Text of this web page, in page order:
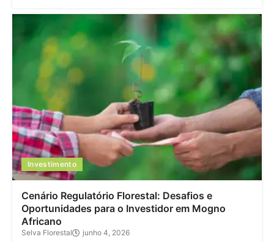
Investimento
Cenário Regulatório Florestal: Desafios e
Oportunidades para o Investidor em Mogno
Africano
Selva Florestal junho 4, 2026
Investimento